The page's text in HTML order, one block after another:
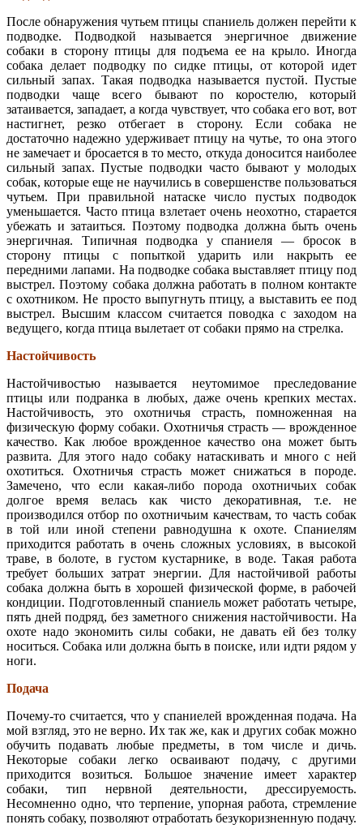
После обнаружения чутьем птицы спаниель должен перейти к
подводке. Подводкой называется энергичное движение
собаки в сторону птицы для подъема ее на крыло. Иногда
собака делает подводку по сидке птицы, от которой идет
сильный запах. Такая подводка называется пустой. Пустые
подводки чаще всего бывают по коростелю, который
затаивается, западает, а когда чувствует, что собака его вот, вот
настигнет, резко отбегает в сторону. Если собака не
достаточно надежно удерживает птицу на чутье, то она этого
не замечает и бросается в то место, откуда доносится наиболее
сильный запах. Пустые подводки часто бывают у молодых
собак, которые еще не научились в совершенстве пользоваться
чутьем. При правильной натаске число пустых подводок
уменьшается. Часто птица взлетает очень неохотно, старается
убежать и затаиться. Поэтому подводка должна быть очень
энергичная. Типичная подводка у спаниеля — бросок в
сторону птицы с попыткой ударить или накрыть ее
передними лапами. На подводке собака выставляет птицу под
выстрел. Поэтому собака должна работать в полном контакте
с охотником. Не просто выпугнуть птицу, а выставить ее под
выстрел. Высшим классом считается поводка с заходом на
ведущего, когда птица вылетает от собаки прямо на стрелка.
Настойчивость
Настойчивостью называется неутомимое преследование
птицы или подранка в любых, даже очень крепких местах.
Настойчивость, это охотничья страсть, помноженная на
физическую форму собаки. Охотничья страсть — врожденное
качество. Как любое врожденное качество она может быть
развита. Для этого надо собаку натаскивать и много с ней
охотиться. Охотничья страсть может снижаться в породе.
Замечено, что если какая-либо порода охотничьих собак
долгое время велась как чисто декоративная, т.е. не
производился отбор по охотничьим качествам, то часть собак
в той или иной степени равнодушна к охоте. Спаниелям
приходится работать в очень сложных условиях, в высокой
траве, в болоте, в густом кустарнике, в воде. Такая работа
требует больших затрат энергии. Для настойчивой работы
собака должна быть в хорошей физической форме, в рабочей
кондиции. Подготовленный спаниель может работать четыре,
пять дней подряд, без заметного снижения настойчивости. На
охоте надо экономить силы собаки, не давать ей без толку
носиться. Собака или должна быть в поиске, или идти рядом у
ноги.
Подача
Почему-то считается, что у спаниелей врожденная подача. На
мой взгляд, это не верно. Их так же, как и других собак можно
обучить подавать любые предметы, в том числе и дичь.
Некоторые собаки легко осваивают подачу, с другими
приходится возиться. Большое значение имеет характер
собаки, тип нервной деятельности, дрессируемость.
Несомненно одно, что терпение, упорная работа, стремление
понять собаку, позволяют отработать безукоризненную подачу.